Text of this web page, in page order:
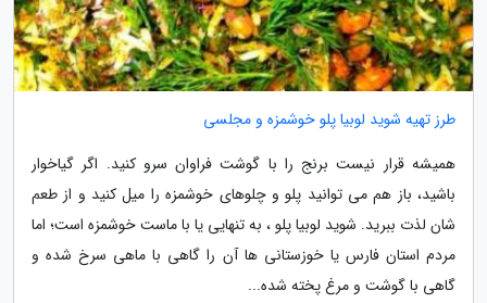
طرز تهیه شوید لوبیا پلو خوشمزه و مجلسی
همیشه قرار نیست برنج را با گوشت فراوان سرو کنید. اگر گیاخوار
باشید، باز هم می توانید پلو و چلوهای خوشمزه را میل کنید و از طعم
شان لذت ببرید. شوید لوبیا پلو ، به تنهایی یا با ماست خوشمزه است؛ اما
مردم استان فارس یا خوزستانی ها آن را گاهی با ماهی سرخ شده و
گاهی با گوشت و مرغ پخته شده...